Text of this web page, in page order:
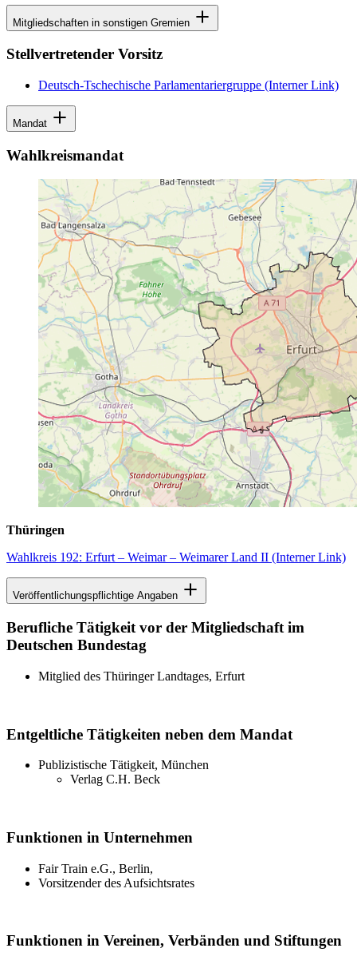
Mitgliedschaften in sonstigen Gremien
Stellvertretender Vorsitz
Deutsch-Tschechische Parlamentariergruppe (Interner Link)
Mandat
Wahlkreismandat
Thüringen
Wahlkreis 192: Erfurt – Weimar – Weimarer Land II (Interner Link)
Veröffentlichungspflichtige Angaben
Berufliche Tätigkeit vor der Mitgliedschaft im
Deutschen Bundestag
Mitglied des Thüringer Landtages, Erfurt
Entgeltliche Tätigkeiten neben dem Mandat
Publizistische Tätigkeit, München
Verlag C.H. Beck
Funktionen in Unternehmen
Fair Train e.G., Berlin,
Vorsitzender des Aufsichtsrates
Funktionen in Vereinen, Verbänden und Stiftungen